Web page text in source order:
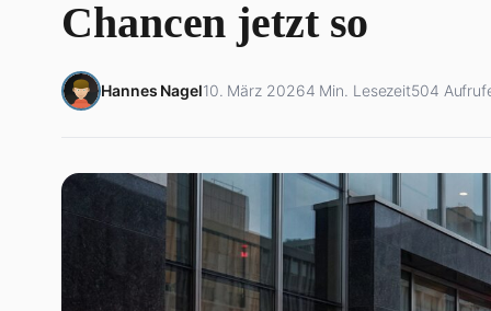
Chancen jetzt so
Hannes Nagel10. März 20264 Min. Lesezeit504